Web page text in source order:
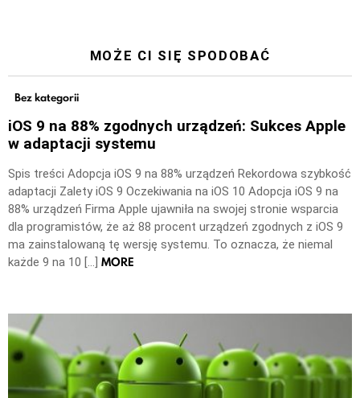
MOŻE CI SIĘ SPODOBAĆ
Bez kategorii
iOS 9 na 88% zgodnych urządzeń: Sukces Apple
w adaptacji systemu
Spis treści Adopcja iOS 9 na 88% urządzeń Rekordowa szybkość
adaptacji Zalety iOS 9 Oczekiwania na iOS 10 Adopcja iOS 9 na
88% urządzeń Firma Apple ujawniła na swojej stronie wsparcia
dla programistów, że aż 88 procent urządzeń zgodnych z iOS 9
ma zainstalowaną tę wersję systemu. To oznacza, że niemal
każde 9 na 10 […] MORE